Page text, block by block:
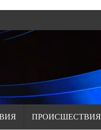
ПРОИСШЕСТВИЯ